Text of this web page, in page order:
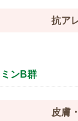
抗ア
ミンB群
皮膚